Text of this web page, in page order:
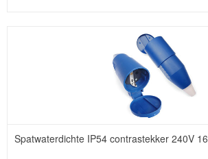
Spatwaterdichte IP54 contrastekker 240V